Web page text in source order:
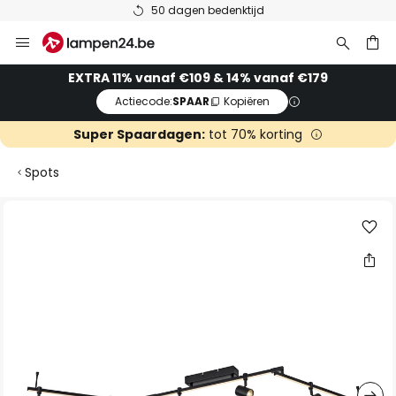
50 dagen bedenktijd
naar
EXTRA 11% vanaf €109 & 14% vanaf €179
Actiecode:SPAAR Kopiëren
Super Spaardagen: tot 70% korting
Spots